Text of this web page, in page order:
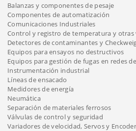
Balanzas y componentes de pesaje
Componentes de automatización
Comunicaciones Industriales
Control y registro de temperatura y otras
Detectores de contaminantes y
Equipos para ensayos no destructivos
Equipos para gestión de fugas en redes
Instrumentación industrial
Líneas de ensacado
Medidores de energía
Neumática
Separación de materiales ferrosos
Válvulas de control y seguridad
Variadores de velocidad, Servos y